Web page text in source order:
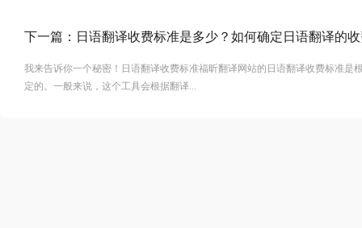
下一篇： 日语翻译收费标准是多少？如何确定日语翻译的
我来告诉你一个秘密！日语翻译收费标准福昕翻译网站的日语翻译收费标准是
定的。一般来说，这个工具会根据翻译...